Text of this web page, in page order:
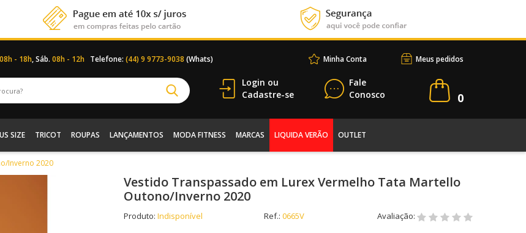
08h - 18h, Sáb. 08h - 12h Telefone: (44) 9 9773-9038 (Whats) Meus pedidos
Minha Conta
Login ou
Cadastre-se
Fale
Conosco
0
SIZE TRICOT ROUPAS LANÇAMENTOS MODA FITNESS MARCAS LIQUIDA VERÃO OUTLET
Inverno 2020
Vestido Transpassado em Lurex Vermelho Tata Martello
Outono/Inverno 2020
Produto: Indisponível Ref.: 0665V Avaliação: